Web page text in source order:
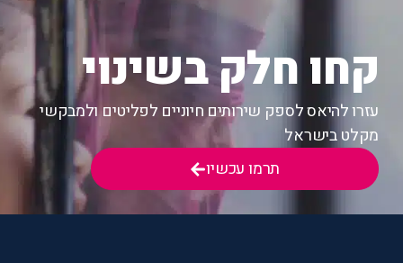
קחו חלק בשינוי
עזרו להיאס לספק שירותים חיוניים לפליטים ולמבקשי
מקלט בישראל
תרמו עכשיו